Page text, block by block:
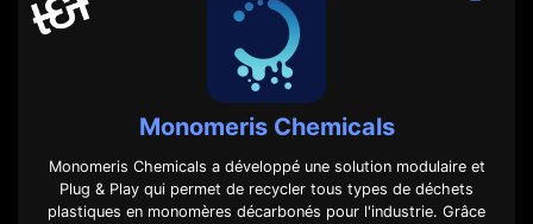
Monomeris Chemicals
Monomeris Chemicals a développé une solution modulaire et
Plug & Play qui permet de recycler tous types de déchets
plastiques en monomères décarbonés pour l'industrie. Grâce